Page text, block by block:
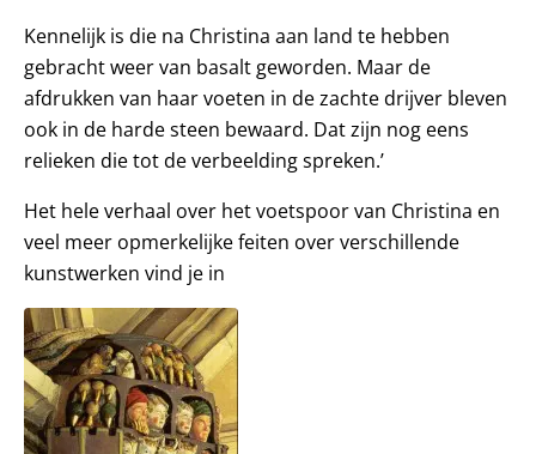
Kennelijk is die na Christina aan land te hebben
gebracht weer van basalt geworden. Maar de
afdrukken van haar voeten in de zachte drijver bleven
ook in de harde steen bewaard. Dat zijn nog eens
relieken die tot de verbeelding spreken.’
Het hele verhaal over het voetspoor van Christina en
veel meer opmerkelijke feiten over verschillende
kunstwerken vind je in